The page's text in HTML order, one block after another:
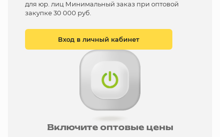
для юр. лиц Минимальный заказ при оптовой
закупке 30 000 руб.
Вход в личный кабинет
Включите оптовые цены